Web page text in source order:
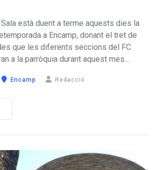
està duent a terme aquests dies la
a Encamp, donant el tret de
que les diferents seccions del FC
a la parròquia durant aquest mes...
Encamp Redacció